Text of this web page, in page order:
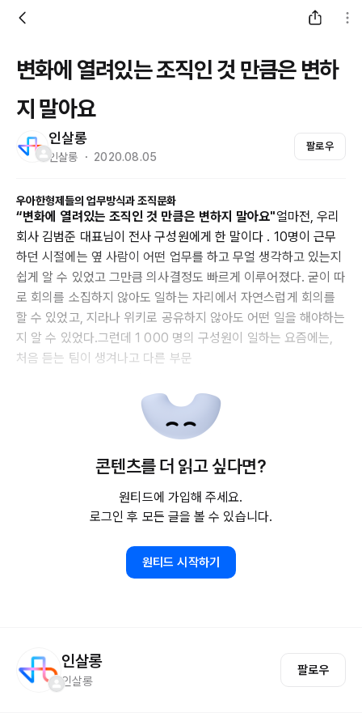
변화에 열려있는 조직인 것 만큼은 변하
지 말아요
인살롱
인살롱 ・ 2020.08.05
팔로우
우아한형제들의 업무방식과 조직문화
“변화에 열려있는 조직인 것 만큼은 변하지 말아요"얼마전, 우리
회사 김범준 대표님이 전사 구성원에게 한 말이다 . 10명이 근무
하던 시절에는 옆 사람이 어떤 업무를 하고 무얼 생각하고 있는지
쉽게 알 수 있었고 그만큼 의사결정도 빠르게 이루어졌다. 굳이 따
로 회의를 소집하지 않아도 일하는 자리에서 자연스럽게 회의를
할 수 있었고, 지라나 위키로 공유하지 않아도 어떤 일을 해야하는
지 알 수 있었다.그런데 1 000 명의 구성원이 일하는 요즘에는,
처음 듣는 팀이 생겨나고 다른 부문
콘텐츠를 더 읽고 싶다면?
원티드에 가입해 주세요.
로그인 후 모든 글을 볼 수 있습니다.
원티드 시작하기
인살롱
인살롱
팔로우